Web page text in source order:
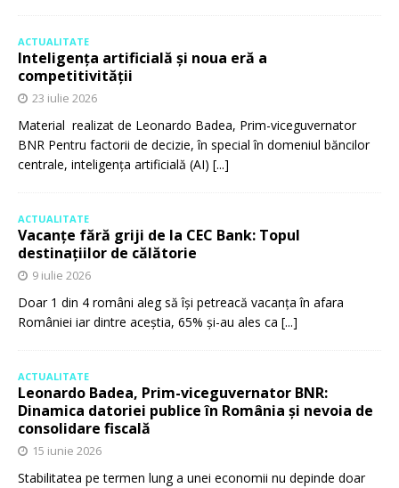
ACTUALITATE
Inteligența artificială și noua eră a
competitivității
23 iulie 2026
Material realizat de Leonardo Badea, Prim-viceguvernator
BNR Pentru factorii de decizie, în special în domeniul băncilor
centrale, inteligența artificială (AI) [...]
ACTUALITATE
Vacanțe fără griji de la CEC Bank: Topul
destinațiilor de călătorie
9 iulie 2026
Doar 1 din 4 români aleg să își petreacă vacanța în afara
României iar dintre aceștia, 65% și-au ales ca [...]
ACTUALITATE
Leonardo Badea, Prim-viceguvernator BNR:
Dinamica datoriei publice în România și nevoia de
consolidare fiscală
15 iunie 2026
Stabilitatea pe termen lung a unei economii nu depinde doar